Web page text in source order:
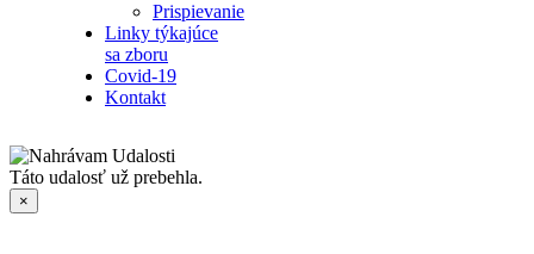
Prispievanie
Linky týkajúce
sa zboru
Covid-19
Kontakt
Táto udalosť už prebehla.
×